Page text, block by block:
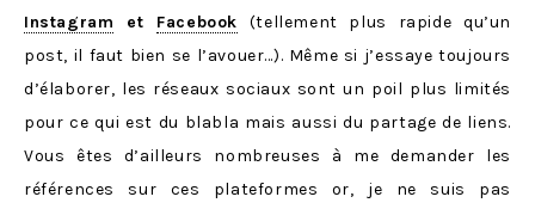
Instagram et Facebook (tellement plus rapide qu’un
post, il faut bien se l’avouer…). Même si j’essaye toujours
d’élaborer, les réseaux sociaux sont un poil plus limités
pour ce qui est du blabla mais aussi du partage de liens.
Vous êtes d’ailleurs nombreuses à me demander les
références sur ces plateformes or, je ne suis pas